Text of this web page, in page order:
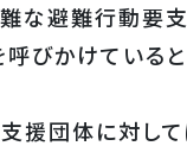
な避難行動要
びかけていると
援団体に対して